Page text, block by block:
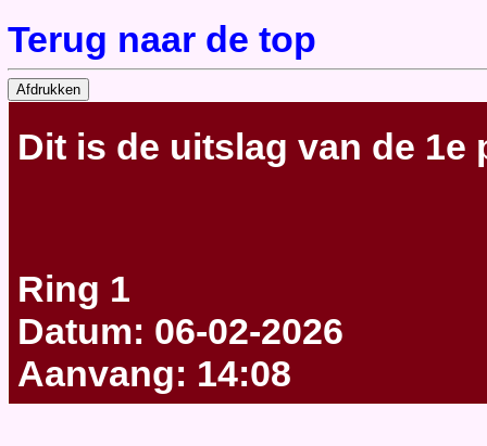
Terug naar de top
Dit is de uitslag van de 1e
Ring 1
Datum: 06-02-2026
Aanvang: 14:08